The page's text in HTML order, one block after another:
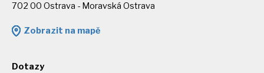
702 00 Ostrava - Moravská Ostrava
Zobrazit na mapě
Dotazy